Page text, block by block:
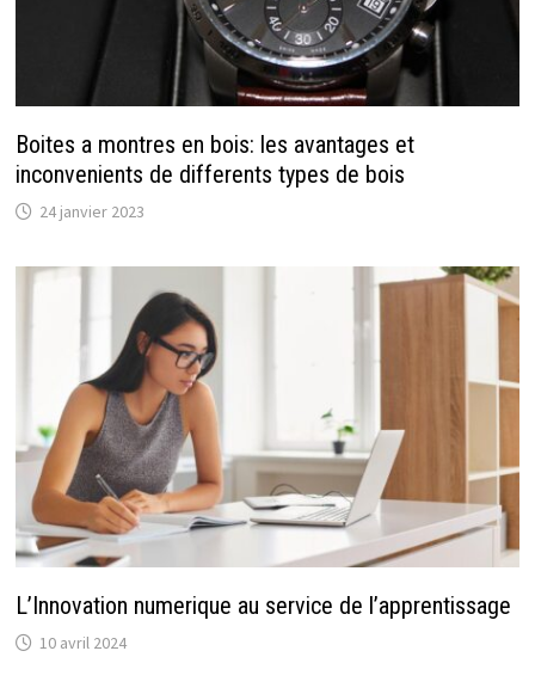
Boites a montres en bois: les avantages et
inconvenients de differents types de bois
24 janvier 2023
L’Innovation numerique au service de l’apprentissage
10 avril 2024